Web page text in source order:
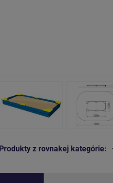
Produkty z rovnakej kategórie: